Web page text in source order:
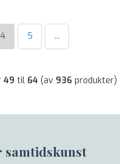
4 5 ...
49 til 64 (av 936 produkter)
samtidskunst